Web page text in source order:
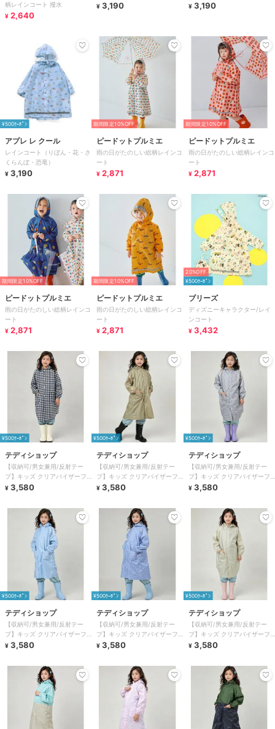
柄レインコート 撥水
¥ 2,640
¥ 3,190
¥ 3,190
¥500ｸｰﾎﾟﾝ
アプレ レ クール
レインコート（りぼん・花・さ
くらんぼ・恐竜）
¥ 3,190
期間限定10%OFF
ピードットプルミエ
雨の日がたのしい総柄レインコ
ート
¥ 2,871
期間限定10%OFF
ピードットプルミエ
雨の日がたのしい総柄レインコ
ート
¥ 2,871
期間限定10%OFF
ピードットプルミエ
雨の日がたのしい総柄レインコ
ート
¥ 2,871
期間限定10%OFF
ピードットプルミエ
雨の日がたのしい総柄レインコ
ート
¥ 2,871
20%OFF
¥500ｸｰﾎﾟﾝ
ブリーズ
ディズニーキャラクター/レイ
ンコート
¥ 3,432
¥500ｸｰﾎﾟﾝ
テディショップ
【収納可/男女兼用/反射テー
プ】キッズ クリアバイザーフ
ード付きレインコート+収納袋
¥ 3,580
¥500ｸｰﾎﾟﾝ
テディショップ
【収納可/男女兼用/反射テー
プ】キッズ クリアバイザーフ
ード付きレインコート+収納袋
¥ 3,580
¥500ｸｰﾎﾟﾝ
テディショップ
【収納可/男女兼用/反射テー
プ】キッズ クリアバイザーフ
ード付きレインコート+収納袋
¥ 3,580
¥500ｸｰﾎﾟﾝ
テディショップ
【収納可/男女兼用/反射テー
プ】キッズ クリアバイザーフ
ード付きレインコート+収納袋
¥ 3,580
¥500ｸｰﾎﾟﾝ
テディショップ
【収納可/男女兼用/反射テー
プ】キッズ クリアバイザーフ
ード付きレインコート+収納袋
¥ 3,580
¥500ｸｰﾎﾟﾝ
テディショップ
【収納可/男女兼用/反射テー
プ】キッズ クリアバイザーフ
ード付きレインコート+収納袋
¥ 3,580